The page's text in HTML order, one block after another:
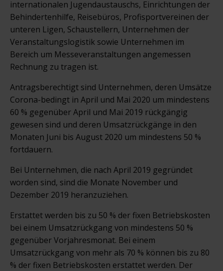
internationalen Jugendaustauschs, Einrichtungen der
Behindertenhilfe, Reisebüros, Profisportvereinen der
unteren Ligen, Schaustellern, Unternehmen der
Veranstaltungslogistik sowie Unternehmen im
Bereich um Messeveranstaltungen angemessen
Rechnung zu tragen ist.
Antragsberechtigt sind Unternehmen, deren Umsätze
Corona-bedingt in April und Mai 2020 um mindestens
60 % gegenüber April und Mai 2019 rückgängig
gewesen sind und deren Umsatzrückgänge in den
Monaten Juni bis August 2020 um mindestens 50 %
fortdauern.
Bei Unternehmen, die nach April 2019 gegründet
worden sind, sind die Monate November und
Dezember 2019 heranzuziehen.
Erstattet werden bis zu 50 % der fixen Betriebskosten
bei einem Umsatzrückgang von mindestens 50 %
gegenüber Vorjahresmonat. Bei einem
Umsatzrückgang von mehr als 70 % können bis zu 80
% der fixen Betriebskosten erstattet werden. Der